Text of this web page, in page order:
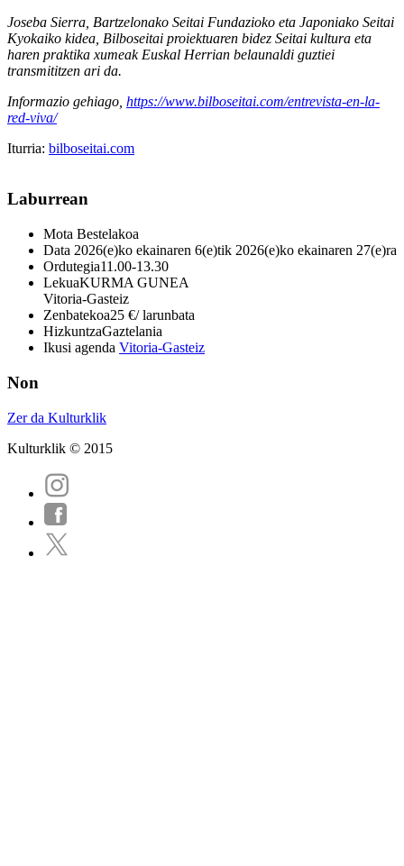
Joseba Sierra, Bartzelonako Seitai Fundazioko eta Japoniako Seitai
Kyokaiko kidea, Bilboseitai proiektuaren bidez Seitai kultura eta
haren praktika xumeak Euskal Herrian belaunaldi guztiei
transmititzen ari da.
Informazio gehiago, https://www.bilboseitai.com/entrevista-en-la-
red-viva/
Iturria: bilboseitai.com
Laburrean
Mota Bestelakoa
Data 2026(e)ko ekainaren 6(e)tik 2026(e)ko ekainaren 27(e)ra
Ordutegia11.00-13.30
LekuaKURMA GUNEA
Vitoria-Gasteiz
Zenbatekoa25 €/ larunbata
HizkuntzaGaztelania
Ikusi agenda Vitoria-Gasteiz
Non
Zer da Kulturklik
Kulturklik © 2015